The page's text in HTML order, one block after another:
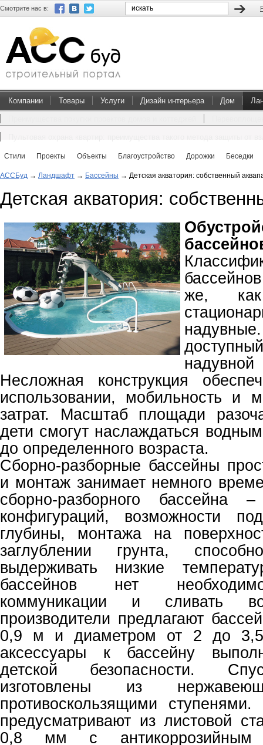
Смотрите нас в:
Компании Товары Услуги Дизайн интерьера Дом
Стили Проекты Объекты Благоустройство Дорожки Беседки
АССБуд → Ландшафт → Бассейны → Детская акватория: собственный
Детская акватория:
же,
Несложная конструкция
использовании, мобильность и
затрат. Масштаб площади
дети смогут наслаждаться
до определенного возраста.
Сборно-разборные бассейны
и монтаж занимает немного
сборно-разборного бассейна
конфигураций, возможности
глубины, монтажа на
заглублении грунта,
выдерживать низкие
бассейнов нет
коммуникации и сливать
производители предлагают
0,9 м и диаметром от 2 до
аксессуары к бассейну
детской безопасности.
изготовлены из
противоскользящими
предусматривают из листовой
0,8 мм с антикоррозийным